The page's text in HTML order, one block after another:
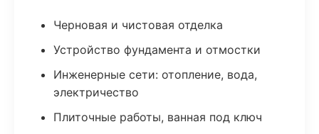
Черновая и чистовая отделка
Устройство фундамента и отмостки
Инженерные сети: отопление, вода,
электричество
Плиточные работы, ванная под ключ